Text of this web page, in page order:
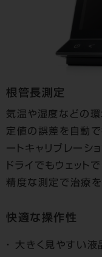
根管長測定
気温や湿度などの環
定値の誤差を自動で
ートキャリブレーシ
ドライでもウェット
精度な測定で治療を
快適な操作性
大きく見やすい液